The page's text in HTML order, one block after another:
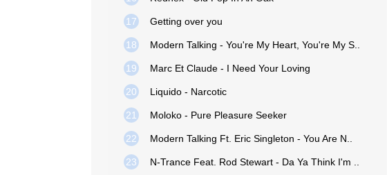
17 Getting over you
18 Modern Talking - You're My Heart, You're My S..
19 Marc Et Claude - I Need Your Loving
20 Liquido - Narcotic
21 Moloko - Pure Pleasure Seeker
22 Modern Talking Ft. Eric Singleton - You Are N..
23 N-Trance Feat. Rod Stewart - Da Ya Think I'm ..